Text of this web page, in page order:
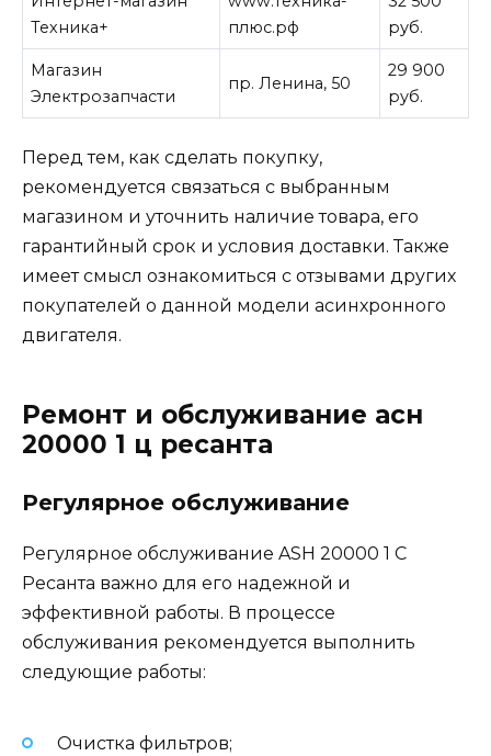
Техника+
плюс.рф
руб.
Магазин
Электрозапчасти
пр. Ленина, 50
29 900
руб.
Перед тем, как сделать покупку,
рекомендуется связаться с выбранным
магазином и уточнить наличие товара, его
гарантийный срок и условия доставки. Также
имеет смысл ознакомиться с отзывами других
покупателей о данной модели асинхронного
двигателя.
Ремонт и обслуживание асн
20000 1 ц ресанта
Регулярное обслуживание
Регулярное обслуживание ASН 20000 1 С
Ресанта важно для его надежной и
эффективной работы. В процессе
обслуживания рекомендуется выполнить
следующие работы:
Очистка фильтров;